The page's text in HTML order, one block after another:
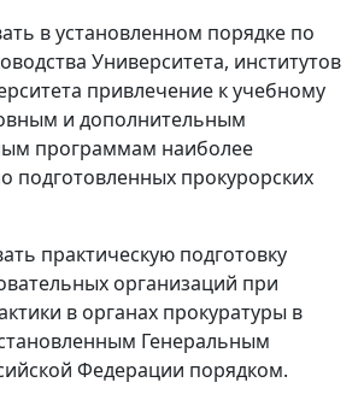
в установленном порядке по
Университета, институтов
привлечение к учебному
и дополнительным
программам наиболее
подготовленных прокурорских
практическую подготовку
организаций при
в органах прокуратуры в
Генеральным
Федерации порядком.